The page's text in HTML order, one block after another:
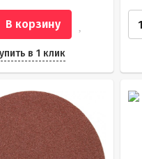
В корзину
в 1 клик